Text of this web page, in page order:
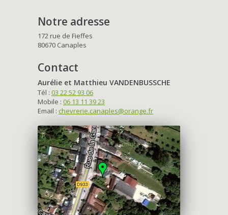
Notre adresse
172 rue de Fieffes
80670 Canaples
Contact
Aurélie et Matthieu VANDENBUSSCHE
Tél : 03 22 52 93 06
Mobile : 06 13 11 39 23
Email : chevrerie.canaples@orange.fr